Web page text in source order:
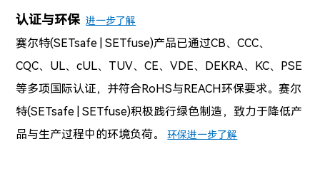
认证与环保 进一步了解
赛尔特(SETsafe | SETfuse)产品已通过CB、CCC、
CQC、UL、cUL、TUV、CE、VDE、DEKRA、KC、PSE
等多项国际认证，并符合RoHS与REACH环保要求。赛尔
特(SETsafe | SETfuse)积极践行绿色制造，致力于降低产
品与生产过程中的环境负荷。环保进一步了解